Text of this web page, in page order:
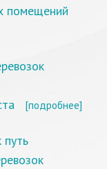
помещений
[подробнее]